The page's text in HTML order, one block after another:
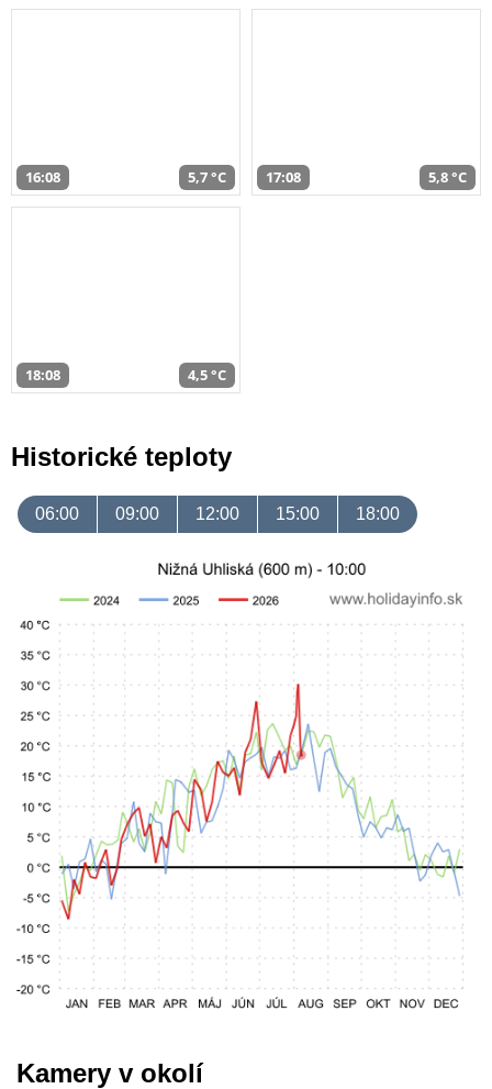
16:08 5,7 °C 17:08 5,8 °C
18:08 4,5 °C
Historické teploty
06:00 09:00 12:00 15:00 18:00
Kamery v okolí